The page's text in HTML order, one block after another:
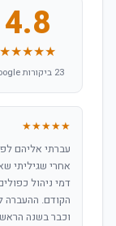
4.8
★★★★★
23 ביקורות Google
★★★★★
עברתי אליהם
אחרי שגיליתי
דמי ניהול
הקודם. ההעברה
וכבר בשנה